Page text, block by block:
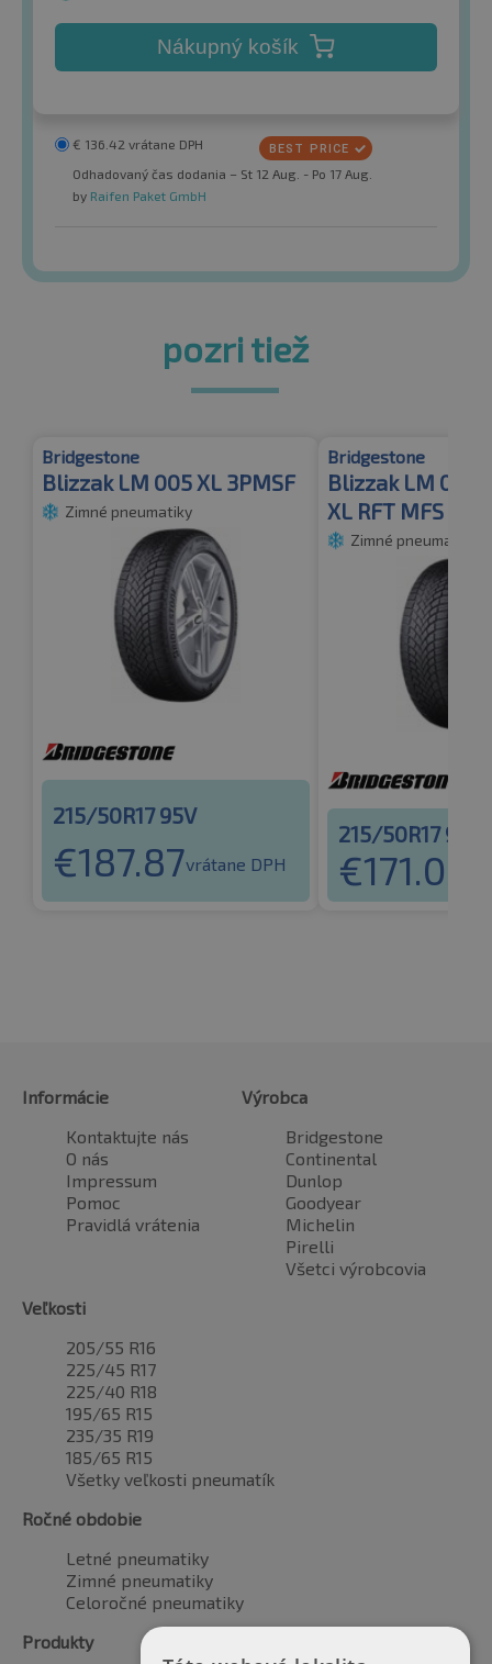
Nákupný košík
€ 136.42 vrátane DPH
Odhadovaný čas dodania – St 12 Aug. - Po 17 Aug.
by Raifen Paket GmbH
pozri tiež
Bridgestone
Blizzak LM 005 XL 3PMSF
Zimné pneumatiky
215/50R17 95V
€187.87vrátane DPH
Bridgestone
Blizzak LM 005
XL RFT MFS
Zimné pneumatiky
215/50R17 95V
€171.03
Informácie
Kontaktujte nás
O nás
Impressum
Pomoc
Pravidlá vrátenia
Výrobca
Bridgestone
Continental
Dunlop
Goodyear
Michelin
Pirelli
Všetci výrobcovia
Veľkosti
205/55 R16
225/45 R17
225/40 R18
195/65 R15
235/35 R19
185/65 R15
Všetky veľkosti pneumatík
Ročné obdobie
Letné pneumatiky
Zimné pneumatiky
Celoročné pneumatiky
Produkty